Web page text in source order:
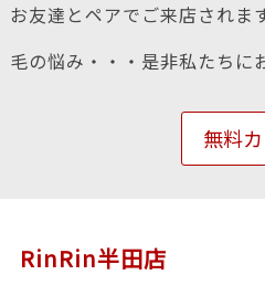
お友達とペアでご来店され
毛の悩み・・・是非私たち
無料
RinRin半田店